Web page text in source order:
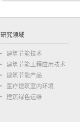
研究领域
建筑节能技术
建筑节能工程应用技术
建筑节能产品
医疗建筑室内环境
建筑绿色运维